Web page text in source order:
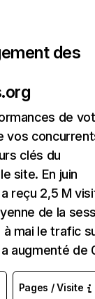
des
de
vos
clés du
site. En juin
reçu 2,5 M
de la
mai le trafic
augmenté de
Pages / Visite